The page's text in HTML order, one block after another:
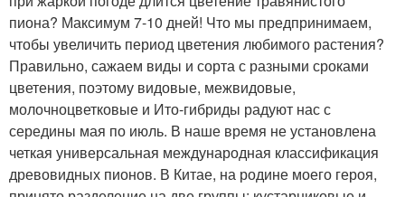
пиона? Максимум 7-10 дней! Что мы предпринимаем,
чтобы увеличить период цветения любимого растения?
Правильно, сажаем виды и сорта с разными сроками
цветения, поэтому видовые, межвидовые,
молочноцветковые и Ито-гибриды радуют нас с
середины мая по июль. В наше время не установлена
четкая универсальная международная классификация
древовидных пионов. В Китае, на родине моего героя,